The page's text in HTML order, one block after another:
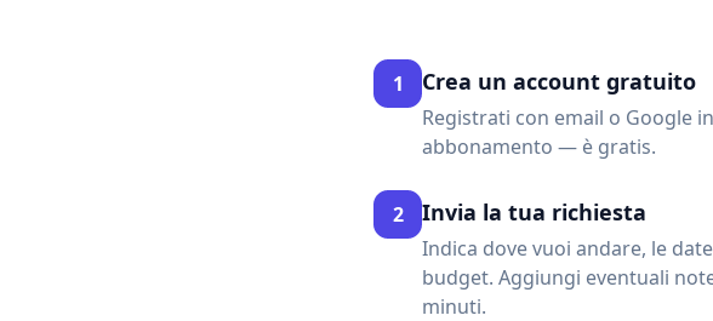
1 Crea un account gratuito
Registrati con email o Google
abbonamento — è gratis.
2 Invia la tua richiesta
Indica dove vuoi andare, le
budget. Aggiungi eventuali
minuti.